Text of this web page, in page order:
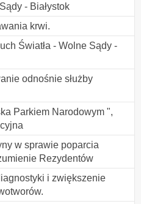
- Białystok
krwi.
Światła - Wolne Sądy -
odnośnie służby
Parkiem Narodowym ",
w sprawie poparcia
Rezydentów
i zwiększenie